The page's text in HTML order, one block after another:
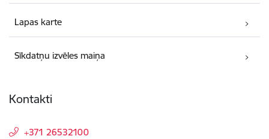
Lapas karte
Sīkdatņu izvēles maiņa
Kontakti
+371 26532100